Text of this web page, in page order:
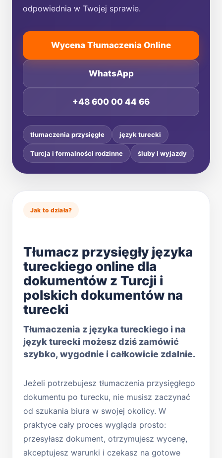
odpowiednia w Twojej sprawie.
Wycena Tłumaczenia Online
WhatsApp
+48 600 00 44 66
tłumaczenia przysięgłe język turecki
Turcja i formalności rodzinne śluby i wyjazdy
Jak to działa?
Tłumacz przysięgły języka
tureckiego online dla
dokumentów z Turcji i
polskich dokumentów na
turecki
Tłumaczenia z języka tureckiego i na
język turecki możesz dziś zamówić
szybko, wygodnie i całkowicie zdalnie.
Jeżeli potrzebujesz tłumaczenia przysięgłego
dokumentu po turecku, nie musisz zaczynać
od szukania biura w swojej okolicy. W
praktyce cały proces wygląda prosto:
przesyłasz dokument, otrzymujesz wycenę,
akceptujesz warunki i czekasz na gotowe